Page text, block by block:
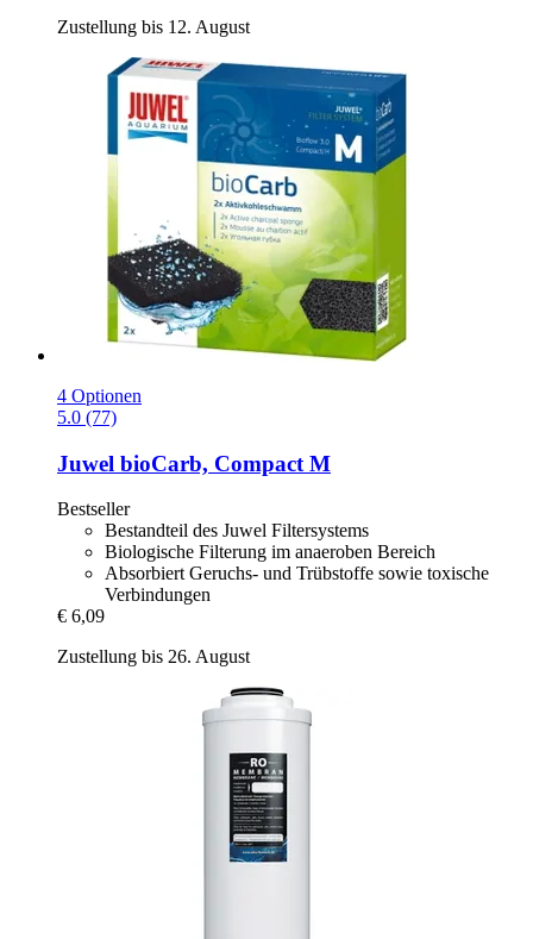
Zustellung bis 12. August
4 Optionen
5.0 (77)
Juwel bioCarb, Compact M
Bestseller
Bestandteil des Juwel Filtersystems
Biologische Filterung im anaeroben Bereich
Absorbiert Geruchs- und Trübstoffe sowie toxische
Verbindungen
€ 6,09
Zustellung bis 26. August